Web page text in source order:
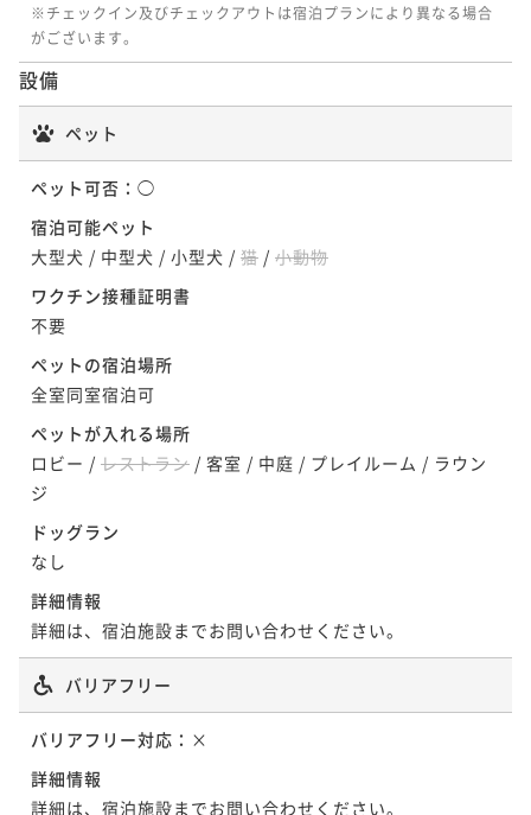
※チェックイン及びチェックアウトは宿泊プランにより異なる場合
がございます。
設備
ペット
ペット可否： ◯
宿泊可能ペット
大型犬 / 中型犬 / 小型犬 / 猫 / 小動物
ワクチン接種証明書
不要
ペットの宿泊場所
全室同室宿泊可
ペットが入れる場所
ロビー / レストラン / 客室 / 中庭 / プレイルーム / ラウン
ジ
ドッグラン
なし
詳細情報
詳細は、宿泊施設までお問い合わせください。
バリアフリー
バリアフリー対応： ×
詳細情報
詳細は、宿泊施設までお問い合わせください。